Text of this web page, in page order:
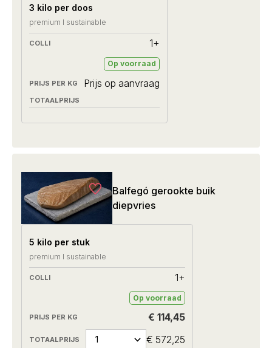
3 kilo per doos
premium I sustainable
1+
Op voorraad
Prijs op aanvraag
Balfegó gerookte buik
diepvries
5 kilo per stuk
premium I sustainable
1+
Op voorraad
€ 114,45
€ 572,25